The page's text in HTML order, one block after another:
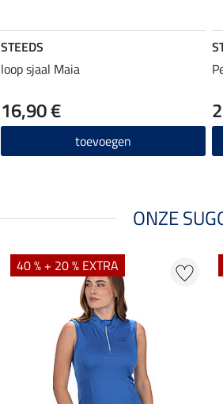
STEEDS
loop sjaal Maia
16,90 €
toevoegen
ONZE
40 % + 20 % EXTRA